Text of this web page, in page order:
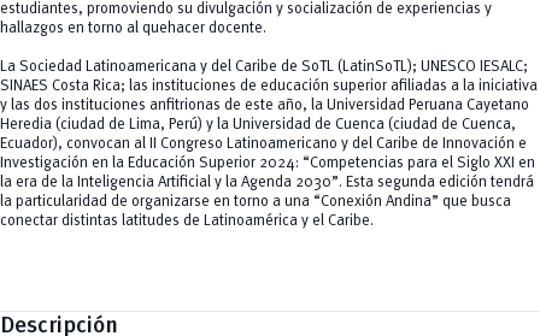
estudiantes, promoviendo su divulgación y socialización de experiencias y
hallazgos en torno al quehacer docente.
La Sociedad Latinoamericana y del Caribe de SoTL (LatinSoTL); UNESCO IESALC;
SINAES Costa Rica; las instituciones de educación superior afiliadas a la iniciativa
y las dos instituciones anfitrionas de este año, la Universidad Peruana Cayetano
Heredia (ciudad de Lima, Perú) y la Universidad de Cuenca (ciudad de Cuenca,
Ecuador), convocan al II Congreso Latinoamericano y del Caribe de Innovación e
Investigación en la Educación Superior 2024: “Competencias para el Siglo XXI en
la era de la Inteligencia Artificial y la Agenda 2030”. Esta segunda edición tendrá
la particularidad de organizarse en torno a una “Conexión Andina” que busca
conectar distintas latitudes de Latinoamérica y el Caribe.
Descripción